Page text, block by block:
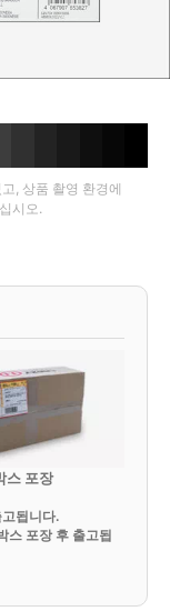
, 상품 촬영 환경에
시오.
스 포장
됩니다.
스 포장 후 출고됩